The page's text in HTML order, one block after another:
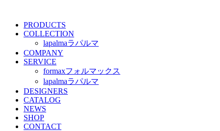
PRODUCTS
COLLECTION
lapalmaラパルマ
COMPANY
SERVICE
formaxフォルマックス
lapalmaラパルマ
DESIGNERS
CATALOG
NEWS
SHOP
CONTACT